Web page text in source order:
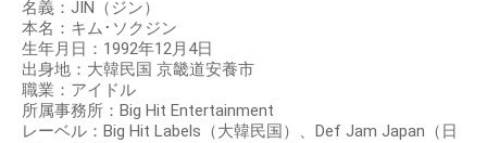
名義：JIN（ジン）
本名：キム･ソクジン
生年月日：1992年12月4日
出身地：大韓民国 京畿道安養市
職業：アイドル
所属事務所：Big Hit Entertainment
レーベル：Big Hit Labels（大韓民国）、Def Jam Japan（日